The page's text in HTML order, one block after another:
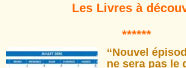
Les Livres à
******
“Nouvel
ne sera pas le